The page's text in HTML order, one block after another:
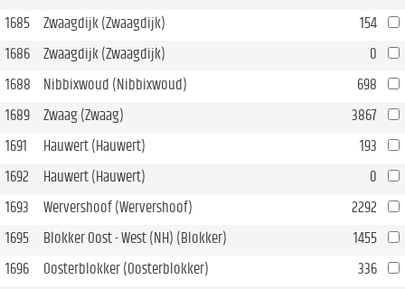
1685
Zwaagdijk (Zwaagdijk)
154
1686
Zwaagdijk (Zwaagdijk)
0
1688
Nibbixwoud (Nibbixwoud)
698
1689
Zwaag (Zwaag)
3867
1691
Hauwert (Hauwert)
193
1692
Hauwert (Hauwert)
0
1693
Wervershoof (Wervershoof)
2292
1695
Blokker Oost - West (NH) (Blokker)
1455
1696
Oosterblokker (Oosterblokker)
336